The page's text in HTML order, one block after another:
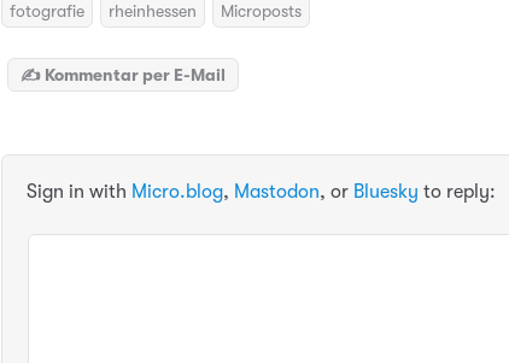
fotografie rheinhessen Microposts
✍️ Kommentar per E-Mail
Sign in with Micro.blog, Mastodon, or Bluesky to reply: